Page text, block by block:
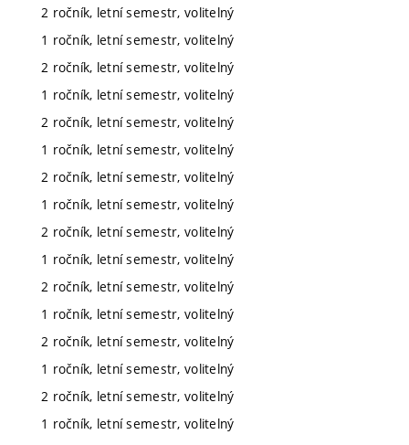
2 ročník, letní semestr, volitelný
1 ročník, letní semestr, volitelný
2 ročník, letní semestr, volitelný
1 ročník, letní semestr, volitelný
2 ročník, letní semestr, volitelný
1 ročník, letní semestr, volitelný
2 ročník, letní semestr, volitelný
1 ročník, letní semestr, volitelný
2 ročník, letní semestr, volitelný
1 ročník, letní semestr, volitelný
2 ročník, letní semestr, volitelný
1 ročník, letní semestr, volitelný
2 ročník, letní semestr, volitelný
1 ročník, letní semestr, volitelný
2 ročník, letní semestr, volitelný
1 ročník, letní semestr, volitelný